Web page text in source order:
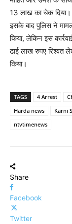
13 लाख का चेक
इसके बाद पुलिस ने
किया, लेकिन इस
ढाई लाख रुपए रिश्वत
किया।
TAGS 4 Arrest
Harda news
Karni
ntvtimenews
Share
Facebook
Twitter